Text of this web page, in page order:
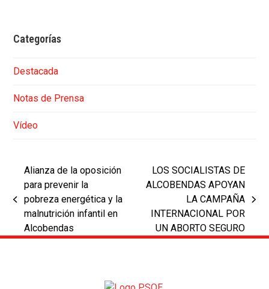
Categorías
Destacada
Notas de Prensa
Vídeo
previous
post:
Alianza de la oposición
para prevenir la
pobreza energética y la
malnutrición infantil en
Alcobendas
post:
LOS SOCIALISTAS DE
ALCOBENDAS APOYAN
LA CAMPAÑA
INTERNACIONAL POR
UN ABORTO SEGURO